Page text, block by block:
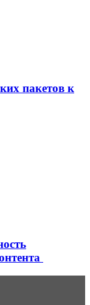
пакетов к